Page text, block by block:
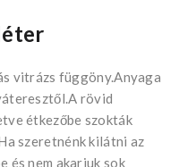
vitrázs függöny.Anyaga
rövid
étkezőbe szokták
szeretnénk kilátni az
és nem akarjuk sok